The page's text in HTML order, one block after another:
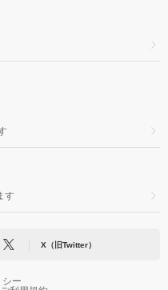
す
X（旧Twitter）
ー